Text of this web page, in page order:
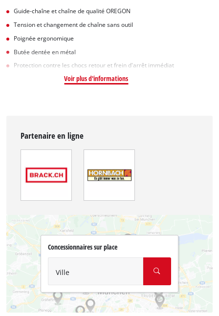
Guide-chaîne et chaîne de qualité OREGON
Tension et changement de chaîne sans outil
Poignée ergonomique
Butée dentée en métal
Protection contre les chocs retour et frein d'arrêt immédiat
Voir plus d'informations
Partenaire en ligne
Concessionnaires sur place
Ville